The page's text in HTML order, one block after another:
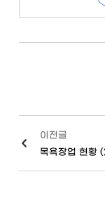
이전글
목욕장업 현황